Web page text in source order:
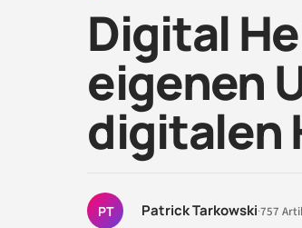
Digital
eigenen
digitalen
PT Patrick Tarkowski·757